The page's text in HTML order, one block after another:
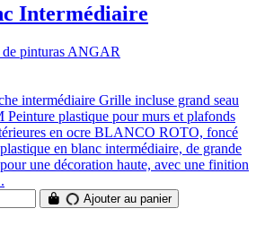
Intermédiaire
pinturas ANGAR
intermédiaire Grille incluse grand seau
plastique pour murs et plafonds
en ocre BLANCO ROTO, foncé
en blanc intermédiaire, de grande
une décoration haute, avec une finition
Ajouter au panier